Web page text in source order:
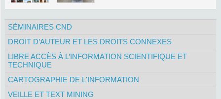
SÉMINAIRES CND
DROIT D’AUTEUR ET LES DROITS CONNEXES
LIBRE ACCÈS À L’INFORMATION SCIENTIFIQUE ET
TECHNIQUE
CARTOGRAPHIE DE L'INFORMATION
VEILLE ET TEXT MINING